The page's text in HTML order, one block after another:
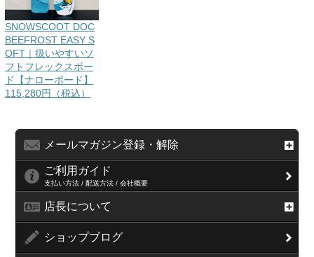
SNOWSCOOT DOC
BEEFROST EASY S
OFT｜扱いやすいソ
フトフレックスボー
ド【ナローボード】
115,280円（税込）
メールマガジン登録・解除
ご利用ガイド
支払い方法 / 配送方法 / 会社概要
店長について
ショップブログ